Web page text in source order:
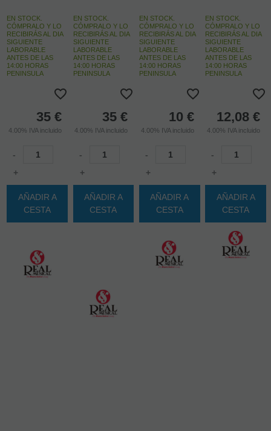
EN STOCK.
CÓMPRALO Y LO
RECIBIRÁS AL DIA
SIGUIENTE
LABORABLE
ANTES DE LAS
14:00 HORAS
PENINSULA
35 €
4.00% IVA incluido
-
+
AÑADIR A
CESTA
EN STOCK.
CÓMPRALO Y LO
RECIBIRÁS AL DIA
SIGUIENTE
LABORABLE
ANTES DE LAS
14:00 HORAS
PENINSULA
35 €
4.00% IVA incluido
-
+
AÑADIR A
CESTA
EN STOCK.
CÓMPRALO Y LO
RECIBIRÁS AL DIA
SIGUIENTE
LABORABLE
ANTES DE LAS
14:00 HORAS
PENINSULA
10 €
4.00% IVA incluido
-
+
AÑADIR A
CESTA
EN STOCK.
CÓMPRALO Y LO
RECIBIRÁS AL DIA
SIGUIENTE
LABORABLE
ANTES DE LAS
14:00 HORAS
PENINSULA
12,08 €
4.00% IVA incluido
-
+
AÑADIR A
CESTA